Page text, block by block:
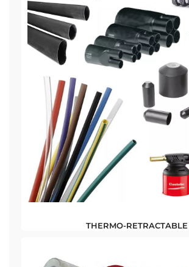
THERMO-RETRACTABLE